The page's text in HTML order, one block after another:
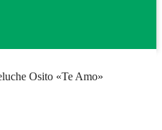
Osito «Te Amo»